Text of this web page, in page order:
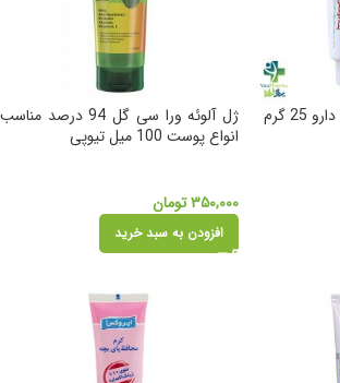
گرم
ژل آلوئه ورا سی گل 94 درصد مناسب
انواع پوست 100 میل تیوپی
۳۵۰,۰۰۰تومان
افزودن به سبد خرید